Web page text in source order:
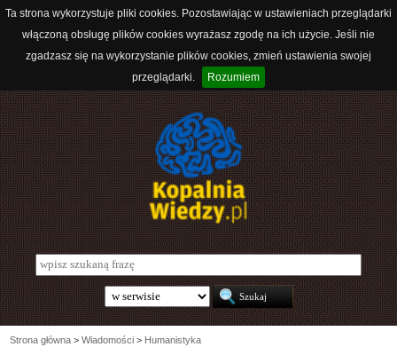
Ta strona wykorzystuje pliki cookies. Pozostawiając w ustawieniach przeglądarki
włączoną obsługę plików cookies wyrażasz zgodę na ich użycie. Jeśli nie
zgadzasz się na wykorzystanie plików cookies, zmień ustawienia swojej
przeglądarki.
Rozumiem
Strona główna > Wiadomości > Humanistyka